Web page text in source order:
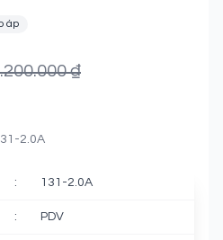
áp
₫
2.0A
: 131-2.0A
: PDV